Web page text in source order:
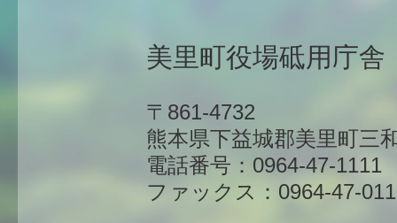
美里町役場砥用庁舎
〒861-4732
熊本県下益城郡美里町三
電話番号：0964-47-1111
ファックス：0964-47-